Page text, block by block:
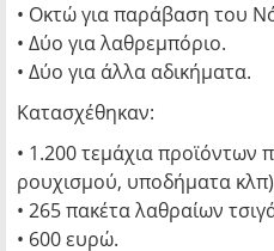
• Οκτώ για παράβαση του
• Δύο για λαθρεμπόριο.
• Δύο για άλλα αδικήματα.
Κατασχέθηκαν:
• 1.200 τεμάχια προϊόντων
ρουχισμού, υποδήματα
• 265 πακέτα λαθραίων
• 600 ευρώ.